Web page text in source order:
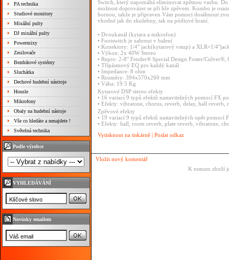
PA technika
Studiové monitory
Mixážní pulty
DJ mixážní pulty
Powermixy
Zesilovače
Bezdrátové systémy
Sluchátka
Dechové hudební nástroje
Housle
Mikrofony
Obaly na hudební nástoje
Vše co hledáte a nenajdete !
Světelná technika
Podle výrobce
VYHLEDÁVÁNÍ
Novinky emailem
Switch, který napomáhá eliminovat zpětnou vazbu.
možnost doprovázet se při hře zpěvem. Kombo je
hornou, takže je připraven Vám pomoci dosáhnout
vhodné jak do zkušebny, tak na pódiové hraní.
• Dvoukanál (kytara a mikrofon)
• Footswitch je zahrnut v balení
• Konektory: 1/4" jack(kytarový vstup) a XLR+1/
• Výkon: 2x 40W Stereo
• Repro: 2-8" Fender® Special Design Foster/Culver®,
• Třípásmový EQ pro každý kanál
• Impedance: 8 ohm
• Rozměry: 394x570x260 mm
• Váha: 19.5 Kg
Kytarové DSP stereo efekty
• 16 variací 9 typů efektů nastavitelných pomocí FX
• Efekty: vibratone, chorus, reverb, delay, hall reverb,
Zpěvové efekty
• 19 variací 9 typů efektů nastavitelných opět pomocí
• Efekty: hall, room reverb, plate reverb, vibratone,
Vytisknout na tiskárně | Poslat odkaz
Vložit nový komentář
K tomuto zboží